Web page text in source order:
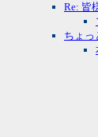
Re: 皆
ちょっ